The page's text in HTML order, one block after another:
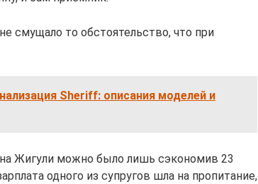
смущало то обстоятельство, что при
Sheriff: описания моделей и
на Жигули можно было лишь сэкономив 23
одного из супругов шла на пропитание,